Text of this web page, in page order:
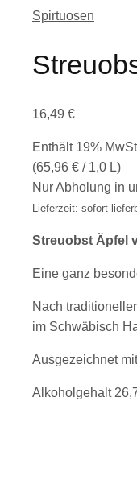
Spirtuosen
16,49 €
Enthält 19%
(65,96 € / 1,0 L)
Nur Abholung in
Lieferzeit: sofort
Streuobst Äpfel
Eine ganz
Nach
im Schwäbisch
Ausgezeichnet
Alkoholgehalt